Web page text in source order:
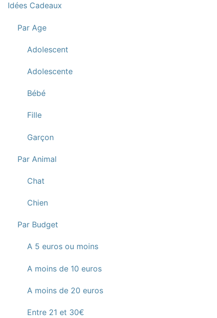
Idées Cadeaux
Par Age
Adolescent
Adolescente
Bébé
Fille
Garçon
Par Animal
Chat
Chien
Par Budget
A 5 euros ou moins
A moins de 10 euros
A moins de 20 euros
Entre 21 et 30€